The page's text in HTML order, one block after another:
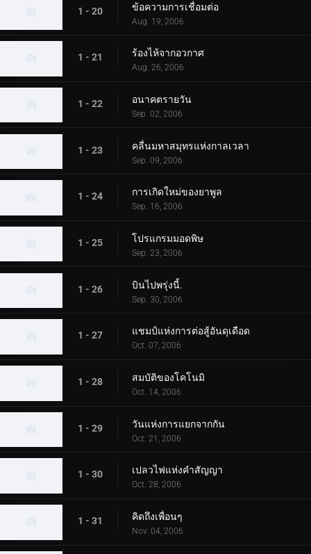
1 - 20 ข้อความการเชื่อมต่อ
Aug. 19, 2006
1 - 21 ร้องไห้จากอวกาศ
Aug. 26, 2006
1 - 22 อนาคตรายวัน
Sep. 02, 2006
1 - 23 คลื่นมหาสมุทรแห่งกาลเวลา
Sep. 09, 2006
1 - 24 การเกิดใหม่ของยาพูล
Sep. 16, 2006
1 - 25 โปรแกรมมอดพิษ
Sep. 23, 2006
1 - 26 บินไปพรุ่งนี้.
Sep. 30, 2006
1 - 27 แชมป์แห่งการต่อสู้อันดุเดือด
Oct. 07, 2006
1 - 28 สมบัติของโคโนมิ
Oct. 14, 2006
1 - 29 วันแห่งการแยกจากกัน
Oct. 21, 2006
1 - 30 เปลวไฟแห่งคำสัญญา
Oct. 28, 2006
1 - 31 คิดถึงเพื่อนๆ
Nov. 04, 2006